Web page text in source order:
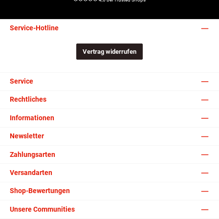
Service-Hotline
Vertrag widerrufen
Service
Rechtliches
Informationen
Newsletter
Zahlungsarten
Versandarten
Shop-Bewertungen
Unsere Communities